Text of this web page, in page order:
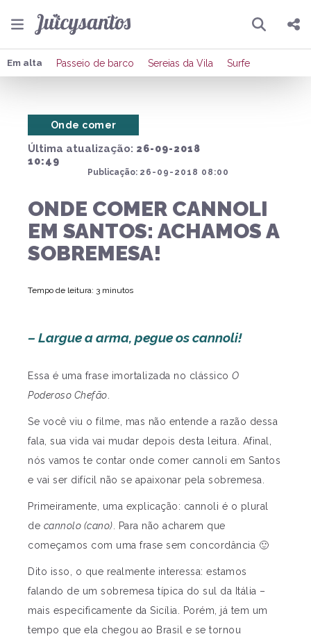
Pesquisar
Compartilhar
Em alta Passeio de barco Sereias da Vila Surfe
Última atualização: 26-09-2018
10:49
Publicação: 26-09-2018 08:00
Onde comer
ONDE COMER CANNOLI
EM SANTOS: ACHAMOS A
SOBREMESA!
Tempo de leitura: 3 minutos
– Largue a arma, pegue os cannoli!
Essa é uma frase imortalizada no clássico O
Poderoso Chefão
Se você viu o filme, mas não entende a razão dessa
fala, sua vida vai mudar depois desta leitura. Afinal,
nós vamos te contar onde comer cannoli em Santos
e vai ser difícil não se apaixonar pela sobremesa.
Primeiramente, uma explicação: cannoli é o plural
de cannolo (cano) . Para não acharem que
começamos com uma frase sem concordância 🙂
Dito isso, o que realmente interessa: estamos
falando de um sobremesa típica do sul da Itália –
mais especificamente da Sicília. Porém, já tem um
tempo que ela chegou ao Brasil e se tornou